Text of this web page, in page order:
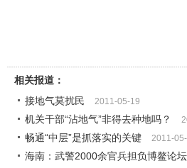
相关报道：
接地气莫扰民
2011-05-19
机关干部“沾地气”非得去种地吗？
畅通“中层”是抓落实的关键 2011-
海南：武警2000余官兵担负博鳌论